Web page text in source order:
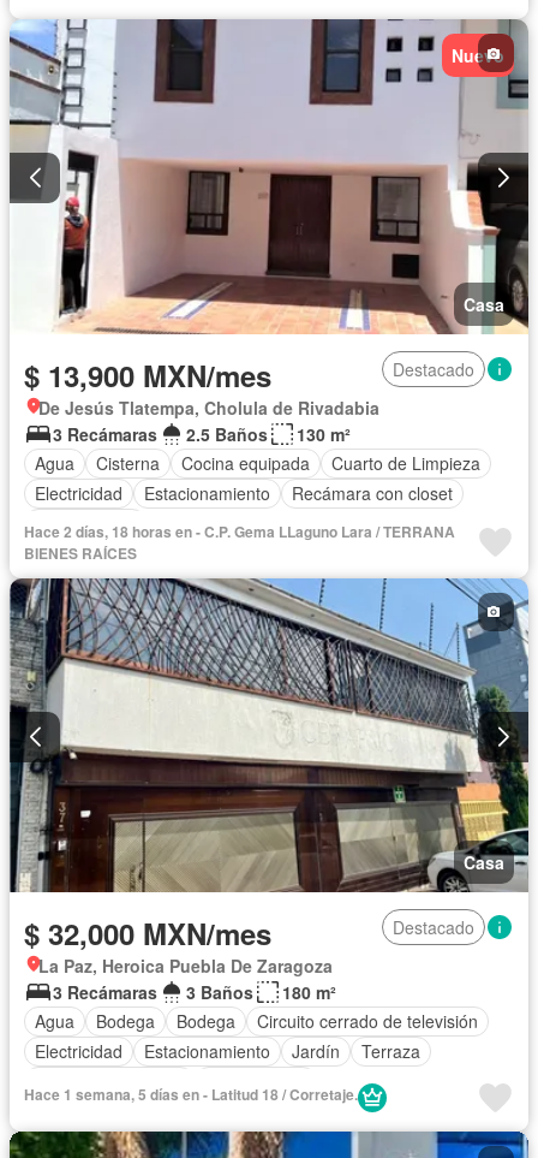
Nuevo
Casa
$ 13,900 MXN/mes
Destacado
De Jesús Tlatempa, Cholula de Rivadabia
3 Recámaras
2.5 Baños
130 m²
Agua
Cisterna Cocina equipada
Cuarto de Limpieza
Electricidad
Estacionamiento
Recámara con closet
Sin amueblar
Hace 2 días, 18 horas en - C.P. Gema LLaguno Lara / TERRANA
BIENES RAÍCES
Casa
$ 32,000 MXN/mes
Destacado
La Paz, Heroica Puebla De Zaragoza
3 Recámaras
3 Baños
180 m²
Agua
Bodega Bodega
Circuito cerrado de televisión
Electricidad
Estacionamiento Jardín
Terraza
Hace 1 semana, 5 días en - Latitud 18 / Corretaje.